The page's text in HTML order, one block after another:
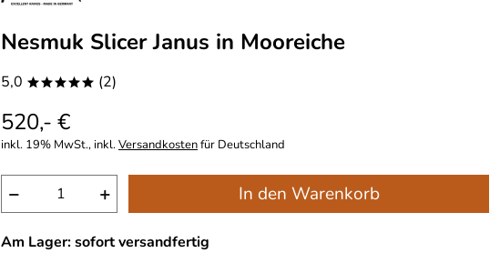
Nesmuk Slicer Janus in Mooreiche
5,0 ***** (2)
520,- €
inkl. 19% MwSt., inkl.Versandkostenfür Deutschland
− + In den Warenkorb
Am Lager: sofort versandfertig